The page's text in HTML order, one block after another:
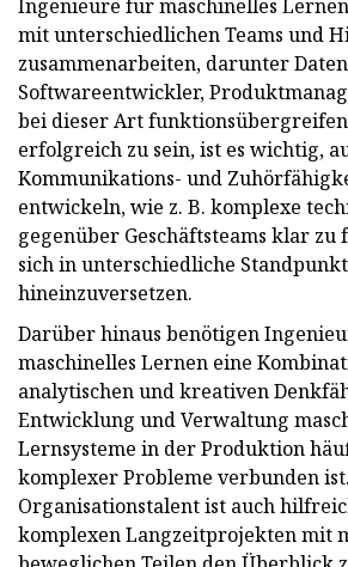
Ingenieure für maschinelles
mit unterschiedlichen Teams und
zusammenarbeiten, darunter
Softwareentwickler,
bei dieser Art
erfolgreich zu sein, ist es wichtig,
Kommunikations- und
entwickeln, wie z. B. komplexe
gegenüber Geschäftsteams klar
sich in unterschiedliche
hineinzuversetzen.
Darüber hinaus benötigen
maschinelles Lernen eine
analytischen und kreativen
Entwicklung und Verwaltung
Lernsysteme in der Produktion
komplexer Probleme verbunden ist.
Organisationstalent ist auch
komplexen Langzeitprojekten mit